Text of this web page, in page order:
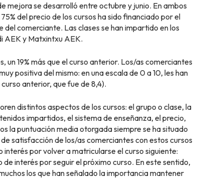
mejora se desarrolló entre octubre y junio. En ambos
del precio de los cursos ha sido financiado por el
comerciante. Las clases se han impartido en los
AEK y Matxintxu AEK.
un 19% más que el curso anterior. Los/as comerciantes
positiva del mismo: en una escala de 0 a 10, les han
anterior, que fue de 8,4).
distintos aspectos de los cursos: el grupo o clase, la
impartidos, el sistema de enseñanza, el precio,
la puntuación media otorgada siempre se ha situado
satisfacción de los/as comerciantes con estos cursos
por volver a matricularse el curso siguiente:
interés por seguir el próximo curso. En este sentido,
los que han señalado la importancia mantener